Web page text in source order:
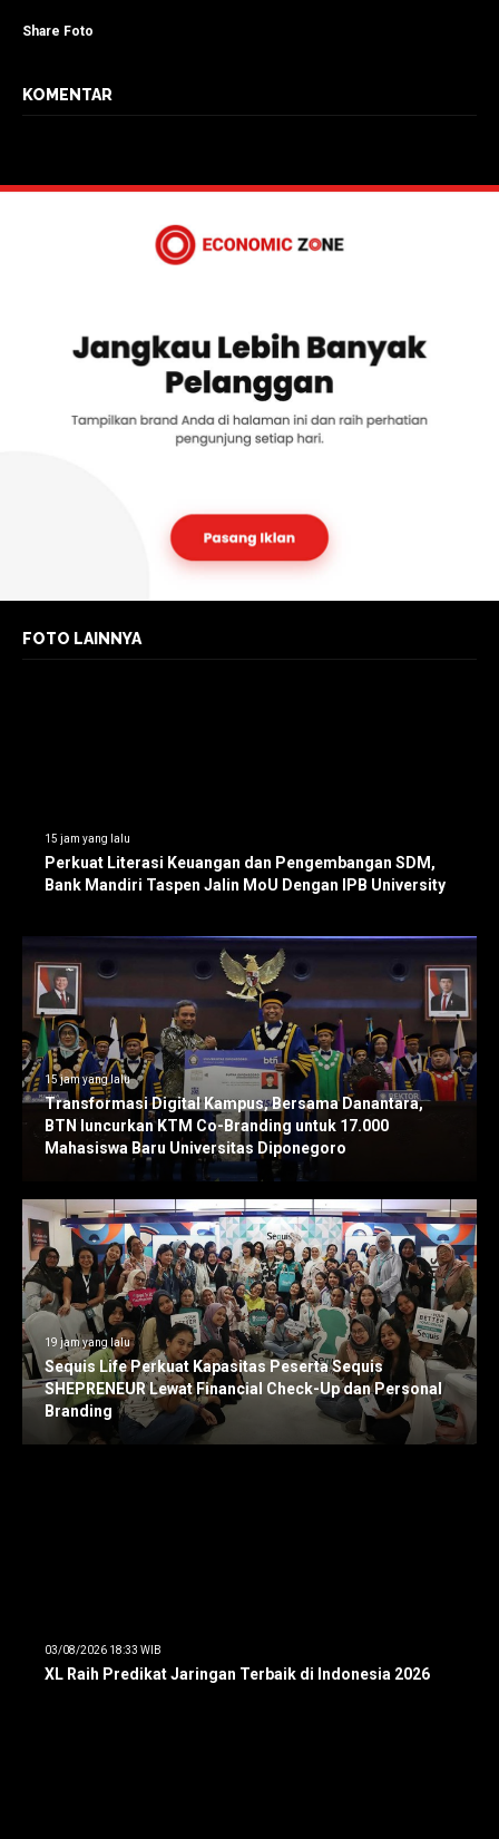
Share Foto
KOMENTAR
FOTO LAINNYA
15 jam yang lalu
Perkuat Literasi Keuangan dan Pengembangan SDM,
Bank Mandiri Taspen Jalin MoU Dengan IPB University
15 jam yang lalu
Transformasi Digital Kampus, Bersama Danantara,
BTN luncurkan KTM Co-Branding untuk 17.000
Mahasiswa Baru Universitas Diponegoro
19 jam yang lalu
Sequis Life Perkuat Kapasitas Peserta Sequis
SHEPRENEUR Lewat Financial Check-Up dan Personal
Branding
03/08/2026 18:33 WIB
XL Raih Predikat Jaringan Terbaik di Indonesia 2026